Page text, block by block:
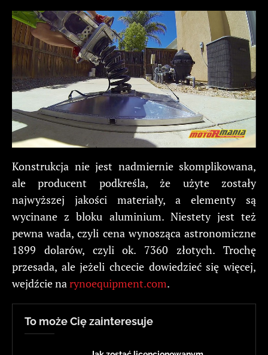
Konstrukcja nie jest nadmiernie skomplikowana,
ale producent podkreśla, że użyte zostały
najwyższej jakości materiały, a elementy są
wycinane z bloku aluminium. Niestety jest też
pewna wada, czyli cena wynosząca astronomiczne
1899 dolarów, czyli ok. 7360 złotych. Trochę
przesada, ale jeżeli chcecie dowiedzieć się więcej,
wejdźcie narynoequipment.com.
To może Cię zainteresuje